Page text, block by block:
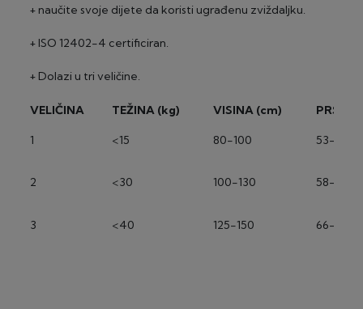
+ naučite svoje dijete da koristi ugrađenu zviždaljku.
+ ISO 12402-4 certificiran.
+ Dolazi u tri veličine.
VELIČINA TEŽINA (kg) VISINA (cm) PRSA
1 <15 80-100 53-58
2 <30 100-130 58-66
3 <40 125-150 66-84